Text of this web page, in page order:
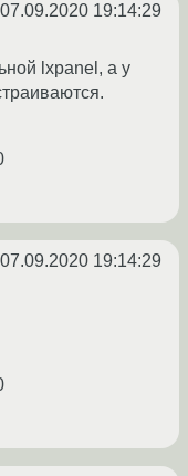
07.09.2020 19:14:29
lxpanel, а у
07.09.2020 19:14:29